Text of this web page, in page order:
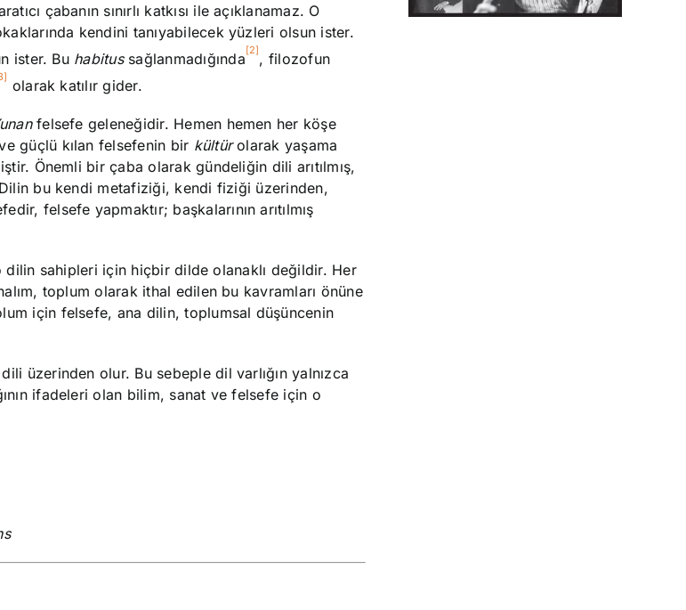
çabanın sınırlı katkısı ile açıklanamaz. O
kendini tanıyabilecek yüzleri olsun ister.
ister. Bu habitus sağlanmadığında[2], filozofun
olarak katılır gider.
felsefe geleneğidir. Hemen hemen her köşe
güçlü kılan felsefenin bir kültürolarak yaşama
Önemli bir çaba olarak gündeliğin dili arıtılmış,
Dilin bu kendi metafiziği, kendi fiziği üzerinden,
felsefe yapmaktır; başkalarının arıtılmış
sahipleri için hiçbir dilde olanaklı değildir. Her
toplum olarak ithal edilen bu kavramları önüne
için felsefe, ana dilin, toplumsal düşüncenin
üzerinden olur. Bu sebeple dil varlığın yalnızca
ifadeleri olan bilim, sanat ve felsefe için o